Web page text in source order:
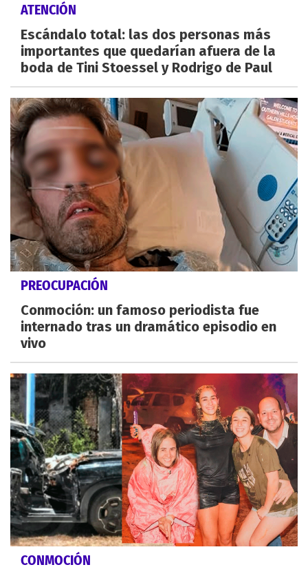
ATENCIÓN
Escándalo total: las dos personas más
importantes que quedarían afuera de la
boda de Tini Stoessel y Rodrigo de Paul
PREOCUPACIÓN
Conmoción: un famoso periodista fue
internado tras un dramático episodio en
vivo
CONMOCIÓN